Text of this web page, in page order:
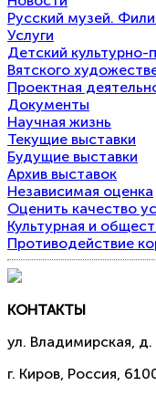
Русский музей.
Услуги
Детский культурно-
Вятского
Проектная
Документы
Научная жизнь
Текущие выставки
Будущие выставки
Архив выставок
Независимая оценка
Оценить качество
Культурная и
Противодействие
КОНТАКТЫ
ул. Владимирская, д.
г. Киров, Россия,